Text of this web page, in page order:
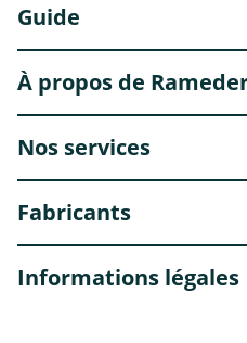
Guide
À propos de
Nos services
Fabricants
Informations légales